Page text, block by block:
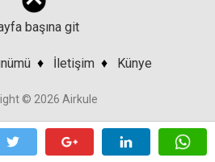
başına git
♦ İletişim ♦ Künye
© 2026 Airkule